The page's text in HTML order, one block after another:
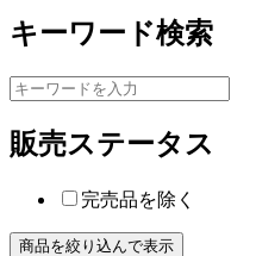
キーワード検索
販売ステータス
完売品を除く